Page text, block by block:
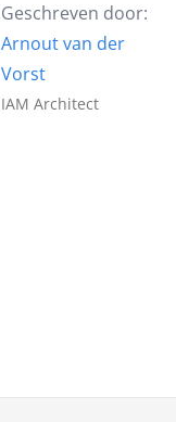
Geschreven door:
Arnout van der
Vorst
IAM Architect